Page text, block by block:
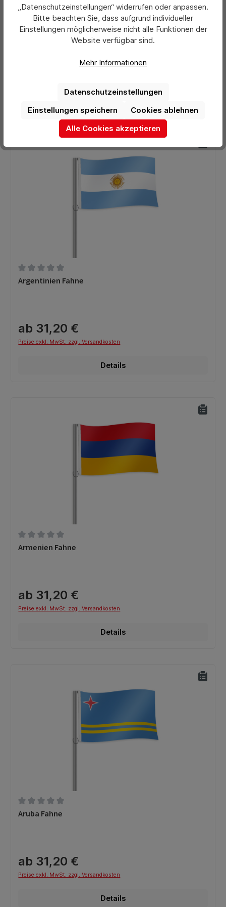
Durchschnittliche Bewertung von 0 von 5 Sternen
Äquatorialguinea Fahne
Durchschnittliche Bewertung von 0 von 5 Sternen
Argentinien Fahne
ab 31,20 €
Preise exkl. MwSt. zzgl. Versandkosten
Details
Durchschnittliche Bewertung von 0 von 5 Sternen
Armenien Fahne
ab 31,20 €
Preise exkl. MwSt. zzgl. Versandkosten
Details
Durchschnittliche Bewertung von 0 von 5 Sternen
Aruba Fahne
ab 31,20 €
Preise exkl. MwSt. zzgl. Versandkosten
Details
„Datenschutzeinstellungen“ widerrufen oder anpassen.
Bitte beachten Sie, dass aufgrund individueller
Einstellungen möglicherweise nicht alle Funktionen der
Website verfügbar sind.
Mehr Informationen
Datenschutzeinstellungen
Cookies ablehnen
Einstellungen speichern
Alle Cookies akzeptieren